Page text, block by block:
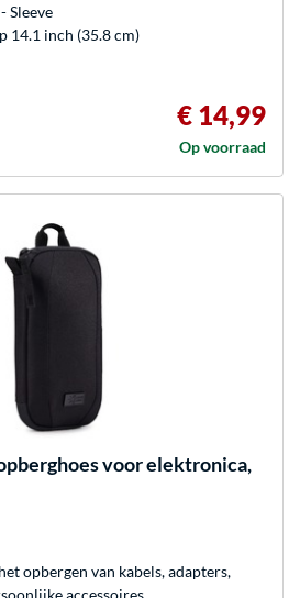
Sleeve
14.1 inch (35.8 cm)
€ 14,99
Op voorraad
voor elektronica,
opbergen van kabels, adapters,
accessoires